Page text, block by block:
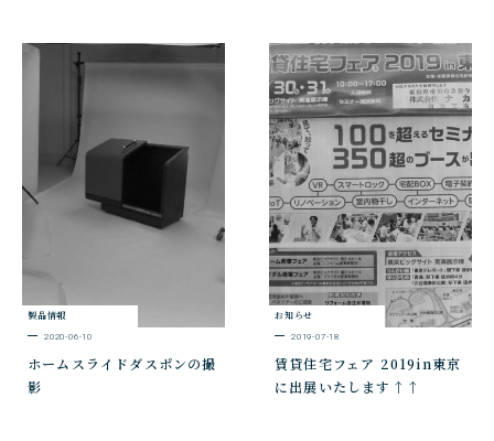
製品情報
2020-06-10
ホームスライドダスポンの撮
影
お知らせ
2019-07-18
賃貸住宅フェア 2019in東京
に出展いたします↑↑